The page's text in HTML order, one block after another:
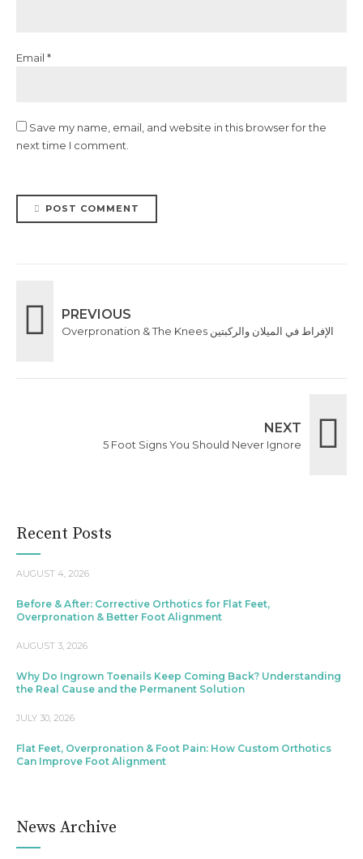
Email *
Save my name, email, and website in this browser for the
next time I comment.
POST COMMENT
PREVIOUS
Overpronation & The Knees الإفراط في الميلان والركبتين
NEXT
5 Foot Signs You Should Never Ignore
Recent Posts
AUGUST 4, 2026
Before & After: Corrective Orthotics for Flat Feet,
Overpronation & Better Foot Alignment
AUGUST 3, 2026
Why Do Ingrown Toenails Keep Coming Back? Understanding
the Real Cause and the Permanent Solution
JULY 30, 2026
Flat Feet, Overpronation & Foot Pain: How Custom Orthotics
Can Improve Foot Alignment
News Archive